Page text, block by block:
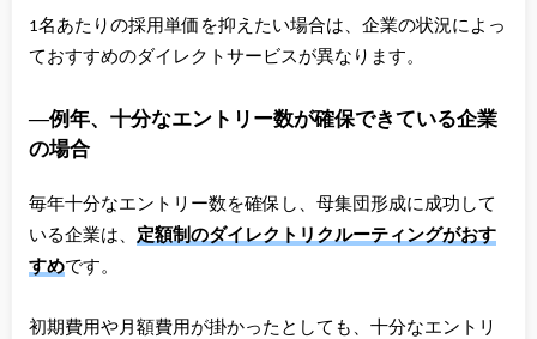
1名あたりの採用単価を抑えたい場合は、企業の状況によっ
ておすすめのダイレクトサービスが異なります。
―例年、十分なエントリー数が確保できている企業
の場合
毎年十分なエントリー数を確保し、母集団形成に成功して
いる企業は、 定額制のダイレクトリクルーティングがおす
すめです。
初期費用や月額費用が掛かったとしても、十分なエントリ